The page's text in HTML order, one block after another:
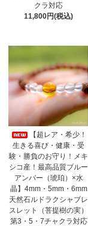
クラ対応
11,800円(税込)
【超レア・希少！
生きる喜び・健康・受
験・勝負のお守り！メキ
シコ産！最高品質ブルー
アンバー（琥珀）×水
晶】4mm・5mm・6mm
天然石ルドラクシャブレ
スレット（菩提樹の実）
第3・5・7チャクラ対応